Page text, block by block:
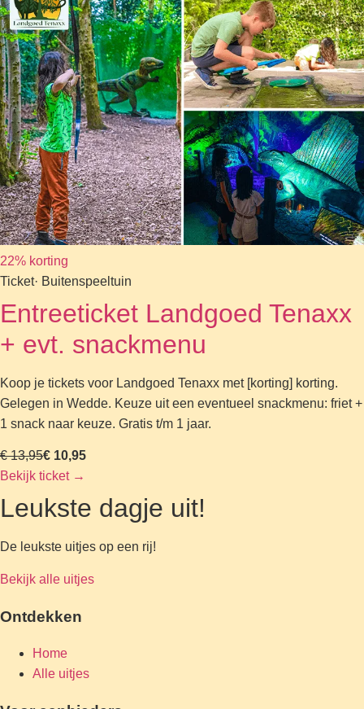
22% korting
Ticket· Buitenspeeltuin
Entreeticket Landgoed Tenaxx
+ evt. snackmenu
Koop je tickets voor Landgoed Tenaxx met [korting] korting.
Gelegen in Wedde. Keuze uit een eventueel snackmenu: friet +
1 snack naar keuze. Gratis t/m 1 jaar.
€ 13,95€ 10,95
Bekijk ticket →
Leukste dagje uit!
De leukste uitjes op een rij!
Bekijk alle uitjes
Ontdekken
Home
Alle uitjes